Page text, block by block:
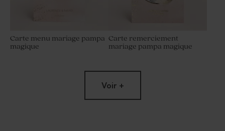
Carte menu mariage pampa
magique
Carte remerciement
mariage pampa magique
Voir +